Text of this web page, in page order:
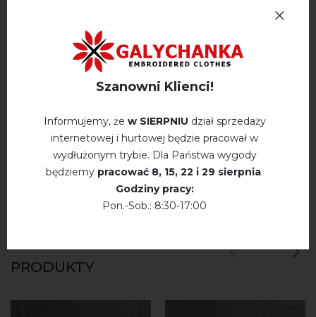
OPINIE O KRYSTAL (CZARNA)
Немає відгуків про цей товар.
napisz opinie Krystal (czarna)
PRODUKTY
Szanowni Klienci!
Informujemy, że w SIERPNIU dział sprzedaży
internetowej i hurtowej będzie pracował w
wydłużonym trybie. Dla Państwa wygody
będziemy pracować 8, 15, 22 і 29 sierpnia.
Godziny pracy:
Pon.-Sob.: 8:30-17:00